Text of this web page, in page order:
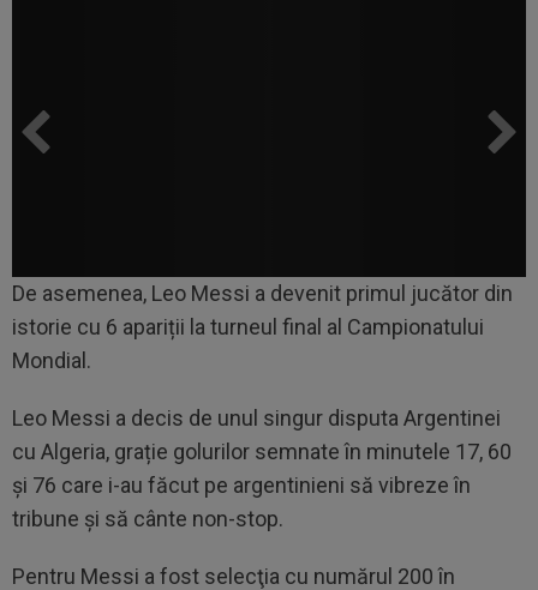
De asemenea, Leo Messi a devenit primul jucător din
istorie cu 6 apariții la turneul final al Campionatului
Mondial.
Leo Messi a decis de unul singur disputa Argentinei
cu Algeria, grație golurilor semnate în minutele 17, 60
şi 76 care i-au făcut pe argentinieni să vibreze în
tribune și să cânte non-stop.
Pentru Messi a fost selecţia cu numărul 200 în